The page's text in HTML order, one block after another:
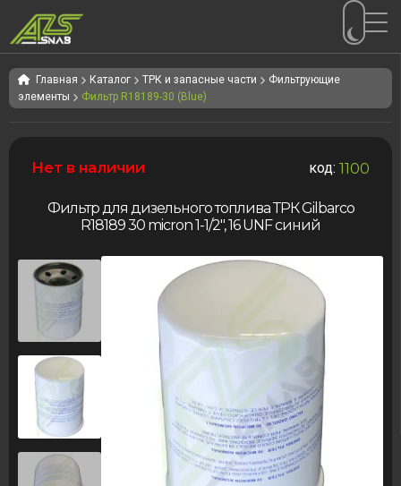
Перейти
к
навигации
Перейти
к
содержимому
Главная Каталог ТРК и запасные части
Фильтрующие
элементы
Фильтр R18189-30 (Blue)
Нет в наличии код: 1100
Фильтр для дизельного топлива ТРК Gilbarco
R18189 30 micron 1-1/2″, 16 UNF синий